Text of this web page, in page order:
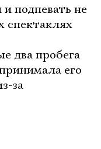
подпевать не
спектаклях
два пробега
его
за